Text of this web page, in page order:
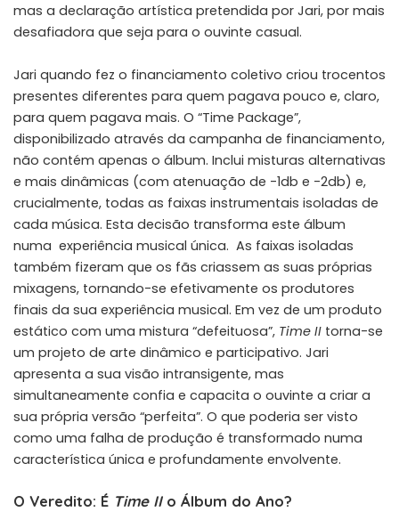
mas a declaração artística pretendida por Jari, por mais
desafiadora que seja para o ouvinte casual.
Jari quando fez o financiamento coletivo criou trocentos
presentes diferentes para quem pagava pouco e, claro,
para quem pagava mais. O “Time Package”,
disponibilizado através da campanha de financiamento,
não contém apenas o álbum. Inclui misturas alternativas
e mais dinâmicas (com atenuação de -1db e -2db) e,
crucialmente, todas as faixas instrumentais isoladas de
cada música. Esta decisão transforma este álbum
numa experiência musical única. As faixas isoladas
também fizeram que os fãs criassem as suas próprias
mixagens, tornando-se efetivamente os produtores
finais da sua experiência musical. Em vez de um produto
estático com uma mistura “defeituosa”, Time II torna-se
um projeto de arte dinâmico e participativo. Jari
apresenta a sua visão intransigente, mas
simultaneamente confia e capacita o ouvinte a criar a
sua própria versão “perfeita”. O que poderia ser visto
como uma falha de produção é transformado numa
característica única e profundamente envolvente.
O Veredito: É Time IIo Álbum do Ano?